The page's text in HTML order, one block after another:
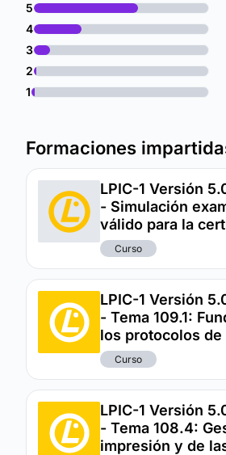
5
4
3
2
1
Formaciones
LPIC-1 Versión
- Simulación
válido para la
Curso
LPIC-1 Versión
- Tema 109.1:
los protocolos
Curso
LPIC-1 Versión
- Tema 108.4:
impresión y de